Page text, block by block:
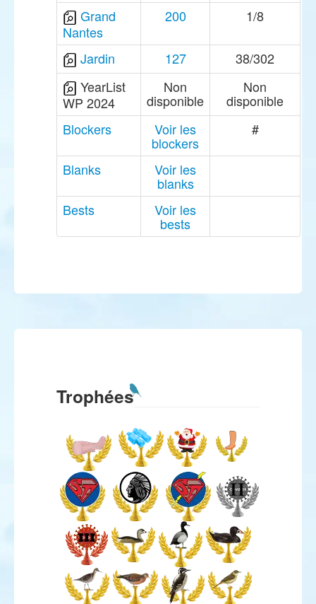
Grand
Nantes
200 1/8
Jardin 127
38/302
YearList
WP 2024
Non
disponible
Non
disponible
Blockers
Voir les
blockers
#
Blanks Voir les
blanks
Bests
Voir les
bests
Trophées